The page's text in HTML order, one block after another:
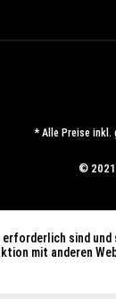
* Alle Preise inkl.
©
sind
mit anderen